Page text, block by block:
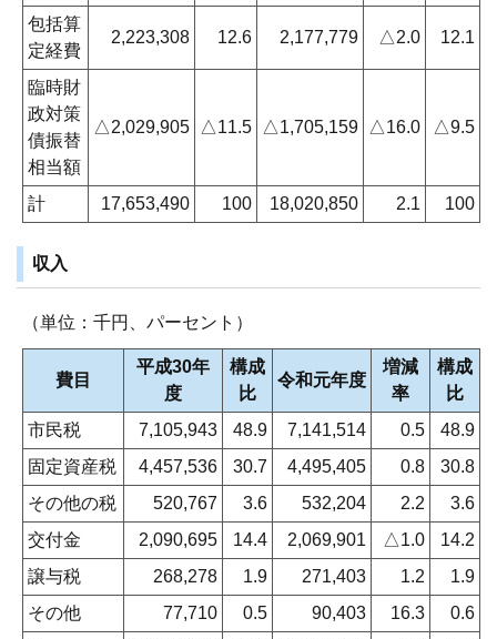
包括算
定経費
2,223,308 12.6 2,177,779 △2.0 12.1
臨時財
政対策
債振替
相当額
△2,029,905 △11.5 △1,705,159 △16.0 △9.5
計 17,653,490 100 18,020,850 2.1 100
収入
（単位：千円、パーセント）
費目
平成30年
度
構成
比
令和元年度
増減
率
構成
比
市民税
7,105,943 48.9 7,141,514 0.5
48.9
固定資産税
4,457,536 30.7 4,495,405 0.8
30.8
その他の税
520,767 3.6 532,204 2.2
3.6
交付金
2,090,695 14.4 2,069,901 △1.0
14.2
譲与税
268,278 1.9 271,403 1.2
1.9
その他
77,710 0.5 90,403 16.3
0.6